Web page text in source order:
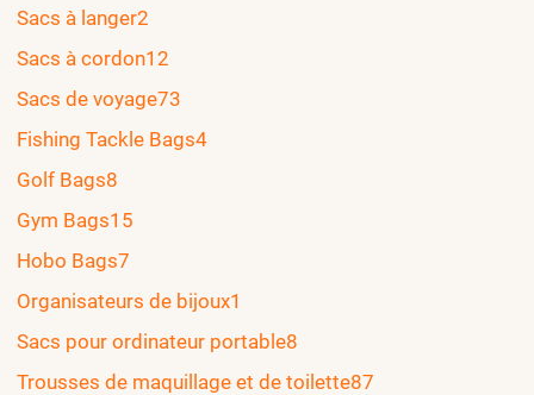
Sacs à langer2
Sacs à cordon12
Sacs de voyage73
Fishing Tackle Bags4
Golf Bags8
Gym Bags15
Hobo Bags7
Organisateurs de bijoux1
Sacs pour ordinateur portable8
Trousses de maquillage et de toilette87